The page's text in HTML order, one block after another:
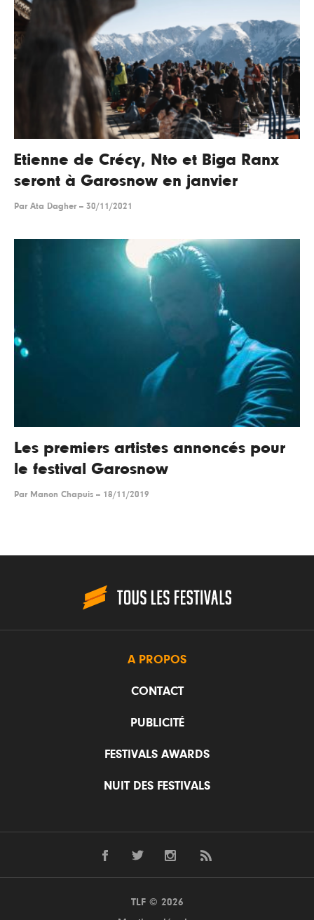
Etienne de Crécy, Nto et Biga Ranx
seront à Garosnow en janvier
Par Ata Dagher -- 30/11/2021
Les premiers artistes annoncés pour
le festival Garosnow
Par Manon Chapuis -- 18/11/2019
A PROPOS
CONTACT
PUBLICITÉ
FESTIVALS AWARDS
NUIT DES FESTIVALS
TLF © 2026